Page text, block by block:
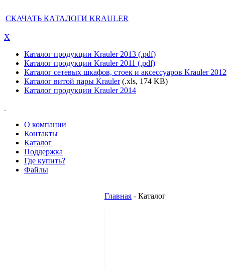
СКАЧАТЬ КАТАЛОГИ KRAULER
X
Каталог продукции Krauler 2013 (.pdf)
Каталог продукции Krauler 2011 (.pdf)
Каталог сетевых шкафов, стоек и аксессуаров Krauler 2012
Каталог витой пары Krauler(.xls, 174 KB)
Каталог продукции Krauler 2014
О компании
Контакты
Каталог
Поддержка
Где купить?
Файлы
Главная - Каталог